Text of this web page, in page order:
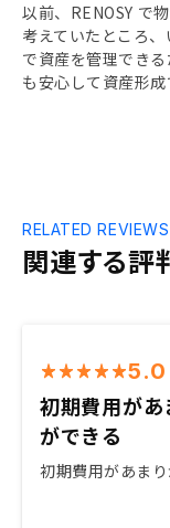
以前、RENOSY で
考えていたところ
で資産を管理でき
も安心して資産形成
関連する評
RELATED REVIEWS
5.0
初期費用が
ができる
初期費用があま